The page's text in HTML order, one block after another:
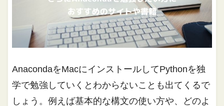
AnacondaをMacにインストールしてPythonを独
学で勉強していくとわからないことも出てくるで
しょう。例えば基本的な構文の使い方や、どのよ